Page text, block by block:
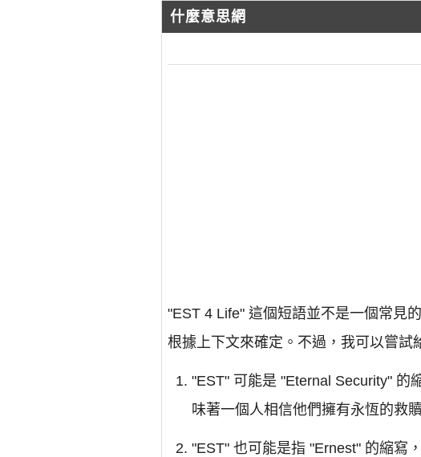
什麼意思網
"EST 4 Life" 這個短語並不是一個常見
根據上下文來確定。不過，我可以嘗試
"EST" 可能是 "Eternal Security" 的
味著一個人相信他們擁有永恆的救
"EST" 也可能是指 "Ernest" 的縮寫